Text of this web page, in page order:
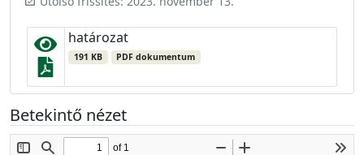
határozat
191 KB PDF dokumentum
Betekintő nézet